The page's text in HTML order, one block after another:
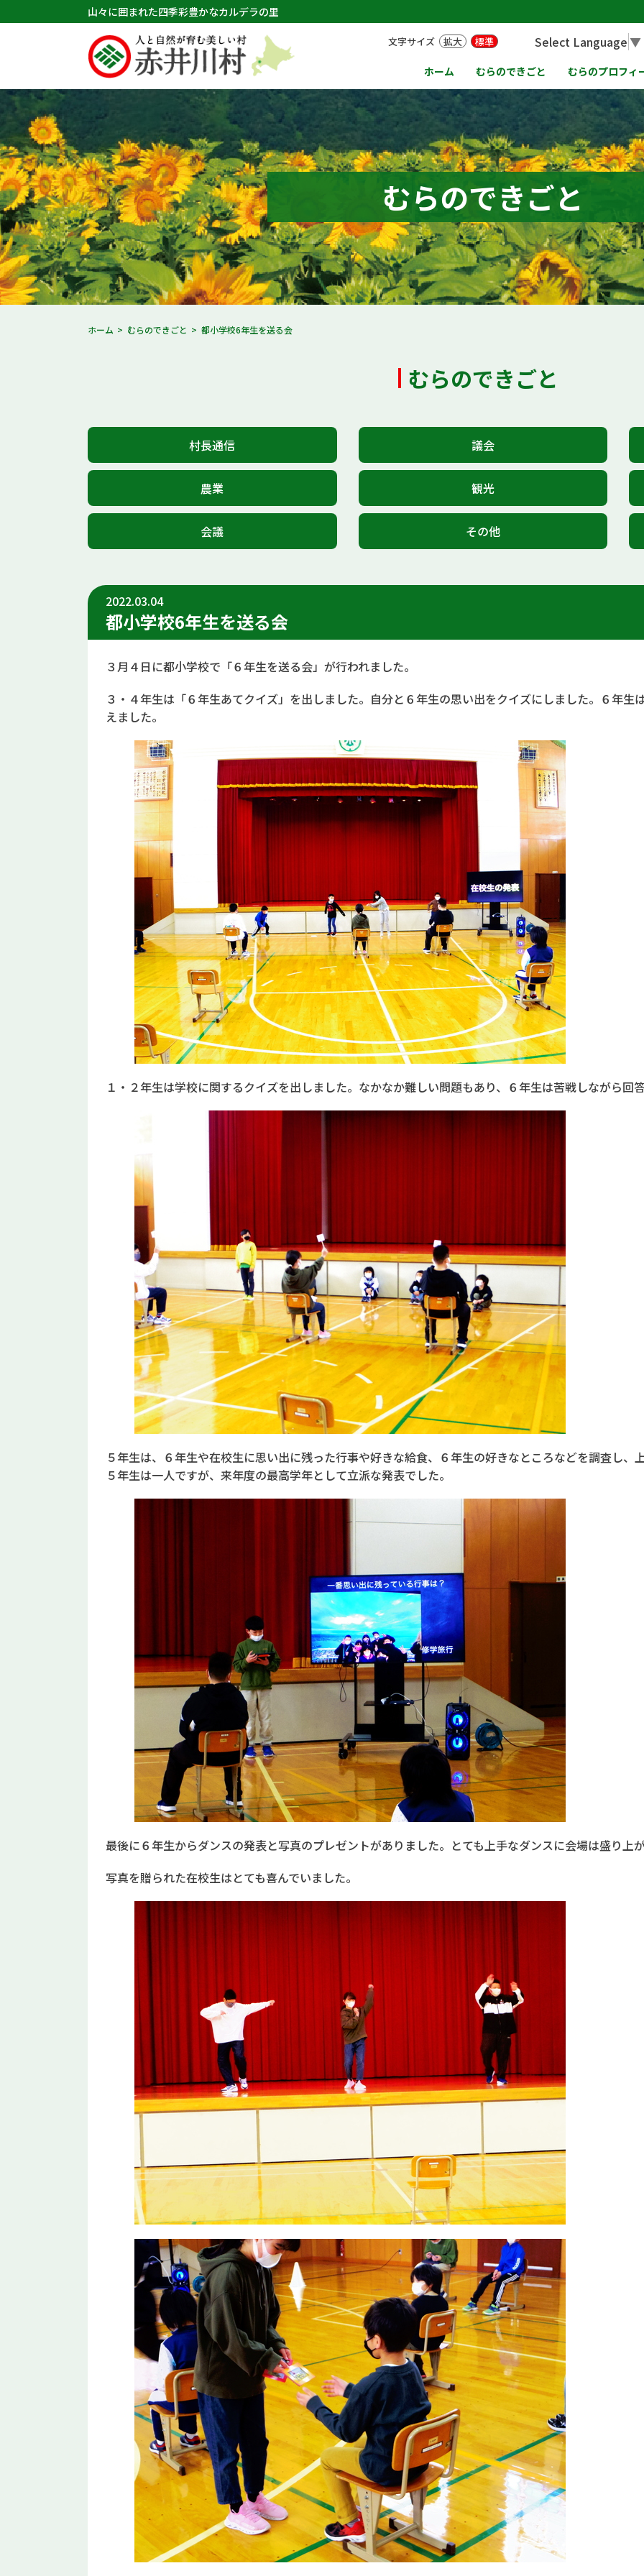
山々に囲まれた四季彩豊かなカルデラの里
ホーム むらのできごと むらのプロフィ
文字サイズ 拡大 標準 Select Language▼
むらのできごと
ホーム むらのできごと 都小学校6年生を送る会
むらのできごと
村長通信 議会
農業 観光
会議 その他
2022.03.04
都小学校6年生を送る会
３月４日に都小学校で「６年生を送る会」が行われました。
３・４年生は「６年生あてクイズ」を出しました。自分と６年生の思い出をクイズにしました。６年生
えました。
１・２年生は学校に関するクイズを出しました。なかなか難しい問題もあり、６年生は苦戦しながら回答
５年生は、６年生や在校生に思い出に残った行事や好きな給食、６年生の好きなところなどを調査し、
５年生は一人ですが、来年度の最高学年として立派な発表でした。
最後に６年生からダンスの発表と写真のプレゼントがありました。とても上手なダンスに会場は盛り上が
写真を贈られた在校生はとても喜んでいました。